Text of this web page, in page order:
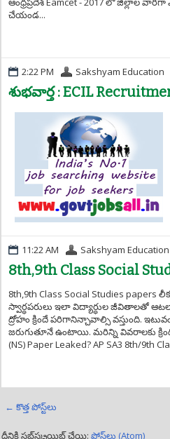
చేయండ...
2:22 PM Sakshyam Education
శుభవార్త : ECIL
11:22 AM Sakshyam Education
8th,9th Class Social
8th,9th Class Social Studies
స్వార్ధపరులు ఇలా విద్యార్ధుల జీవితాలతో
ద్రోహం క్రిందే పరిగానిన్చావాల్సి వస్తుంది.
జరుగుతూనే ఉంటాయి. మరిన్ని వివరాలకు క్రింది
(NS) Paper Leaked? AP SA3 8th/9th
← కొత్త పోస్ట్‌లు
దీనికి సబ్‌స్క్రయిబ్ చేయి: పోస్ట్‌లు (Atom)